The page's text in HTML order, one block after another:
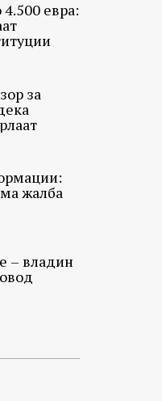
евра:
за
жалба
– владин